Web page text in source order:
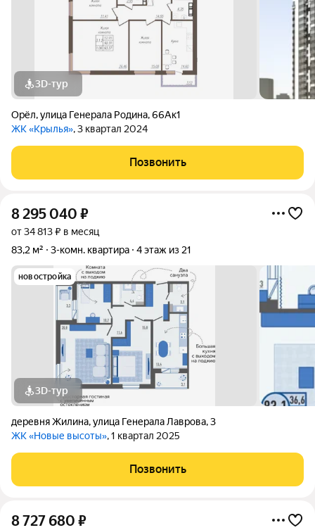
3D-тур
Орёл,улица Генерала Родина,66Ак1
ЖК «Крылья», 3 квартал 2024
Позвонить
8 295 040 ₽
от 34 813 ₽ в месяц
83,2 м²
3-комн. квартира 4 этаж из 21
новостройка
3D-тур
деревня Жилина,улица Генерала Лаврова,3
ЖК «Новые высоты», 1 квартал 2025
Позвонить
8 727 680 ₽